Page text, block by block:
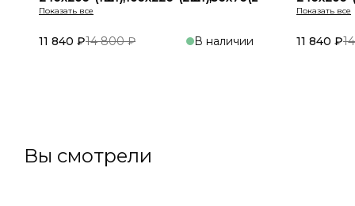
240х260-(1шт),200х230-(1шт),50х70(2шт)
11 840 ₽14 800 ₽ В наличии
240х260-
11 840 ₽
Вы смотрели